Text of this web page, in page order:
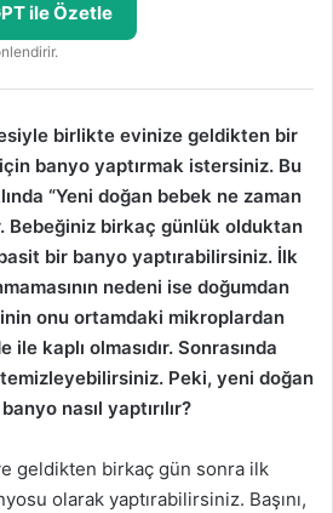
ile Özetle
birlikte evinize geldikten bir
banyo yaptırmak istersiniz. Bu
“Yeni doğan bebek ne zaman
Bebeğiniz birkaç günlük olduktan
bir banyo yaptırabilirsiniz. İlk
nedeni ise doğumdan
onu ortamdaki mikroplardan
kaplı olmasıdır. Sonrasında
Peki, yeni doğan
nasıl yaptırılır?
geldikten birkaç gün sonra ilk
olarak yaptırabilirsiniz. Başını,